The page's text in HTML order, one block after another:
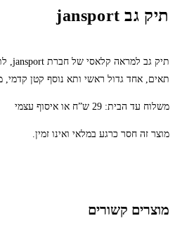
תיק גב jansport
תאים, אחד גדול ראשי ותא נוסף קטן קדמי,
משלוח עד הבית: 29 ש”ח או איסוף עצמי
מוצר זה חסר כרגע במלאי ואינו זמין.
מוצרים קשורים